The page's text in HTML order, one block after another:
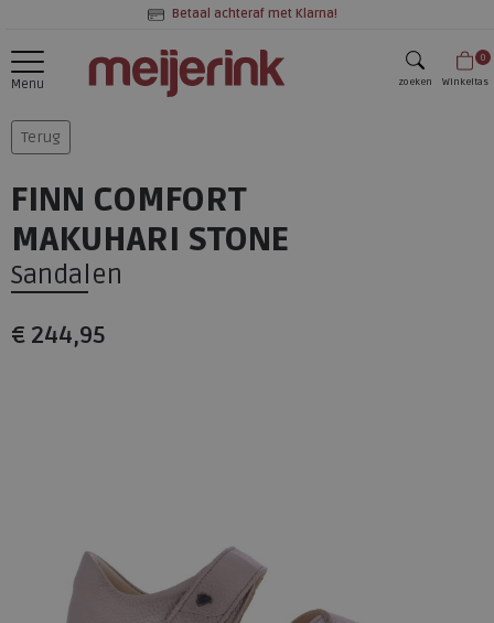
Betaal achteraf met Klarna!
Menu zoeken
0
Winkeltas
Terug
FINN COMFORT
MAKUHARI STONE
Sandalen
€ 244,95